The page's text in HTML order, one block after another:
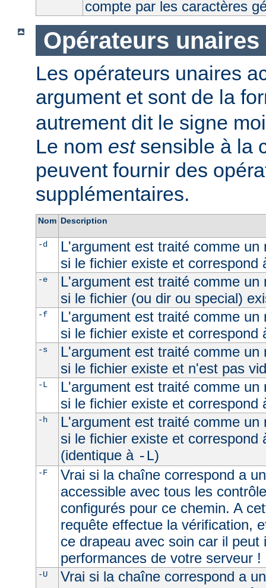
compte par les caractères
Opérateurs unaires
Les opérateurs unaires
argument et sont de la
autrement dit le signe
Le nom estsensible à la
peuvent fournir des
supplémentaires.
Nom Description
-d
L'argument est traité comme un
si le fichier existe et correspond
-e
L'argument est traité comme un
si le fichier (ou dir ou special)
-f
L'argument est traité comme un
si le fichier existe et correspond
-s
L'argument est traité comme un
si le fichier existe et n'est pas
-L
L'argument est traité comme un
si le fichier existe et correspond
-h
L'argument est traité comme un
si le fichier existe et correspond
(identique à -L)
-F
Vrai si la chaîne correspond a
accessible avec tous les
configurés pour ce chemin. A
requête effectue la vérification,
ce drapeau avec soin car il peut
performances de votre serveur !
-U
Vrai si la chaîne correspond a